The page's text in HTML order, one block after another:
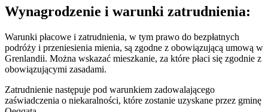
Wynagrodzenie i warunki zatrudnienia:
Warunki płacowe i zatrudnienia, w tym prawo do bezpłatnych
podróży i przeniesienia mienia, są zgodne z obowiązującą umową w
Grenlandii. Można wskazać mieszkanie, za które płaci się zgodnie z
obowiązującymi zasadami.
Zatrudnienie następuje pod warunkiem zadowalającego
zaświadczenia o niekaralności, które zostanie uzyskane przez gminę